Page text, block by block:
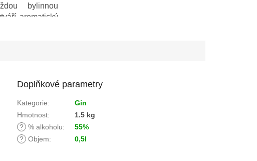
bylinnou
aromatický
Doplňkové parametry
Kategorie:
Gin
Hmotnost:
1.5 kg
? % alkoholu:
55%
? Objem: 0,5l